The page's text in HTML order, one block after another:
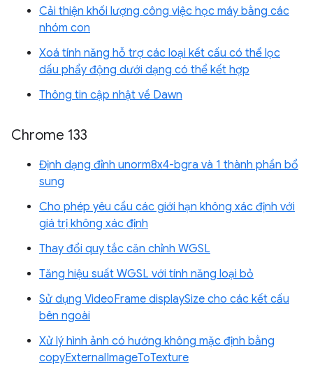
Cải thiện khối lượng công việc học máy bằng các
nhóm con
Xoá tính năng hỗ trợ các loại kết cấu có thể lọc
dấu phẩy động dưới dạng có thể kết hợp
Thông tin cập nhật về Dawn
Chrome 133
Định dạng đỉnh unorm8x4-bgra và 1 thành phần bổ
sung
Cho phép yêu cầu các giới hạn không xác định với
giá trị không xác định
Thay đổi quy tắc căn chỉnh WGSL
Tăng hiệu suất WGSL với tính năng loại bỏ
Sử dụng VideoFrame displaySize cho các kết cấu
bên ngoài
Xử lý hình ảnh có hướng không mặc định bằng
copyExternalImageToTexture